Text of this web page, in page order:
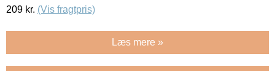
209 kr. (Vis fragtpris)
Læs mere »